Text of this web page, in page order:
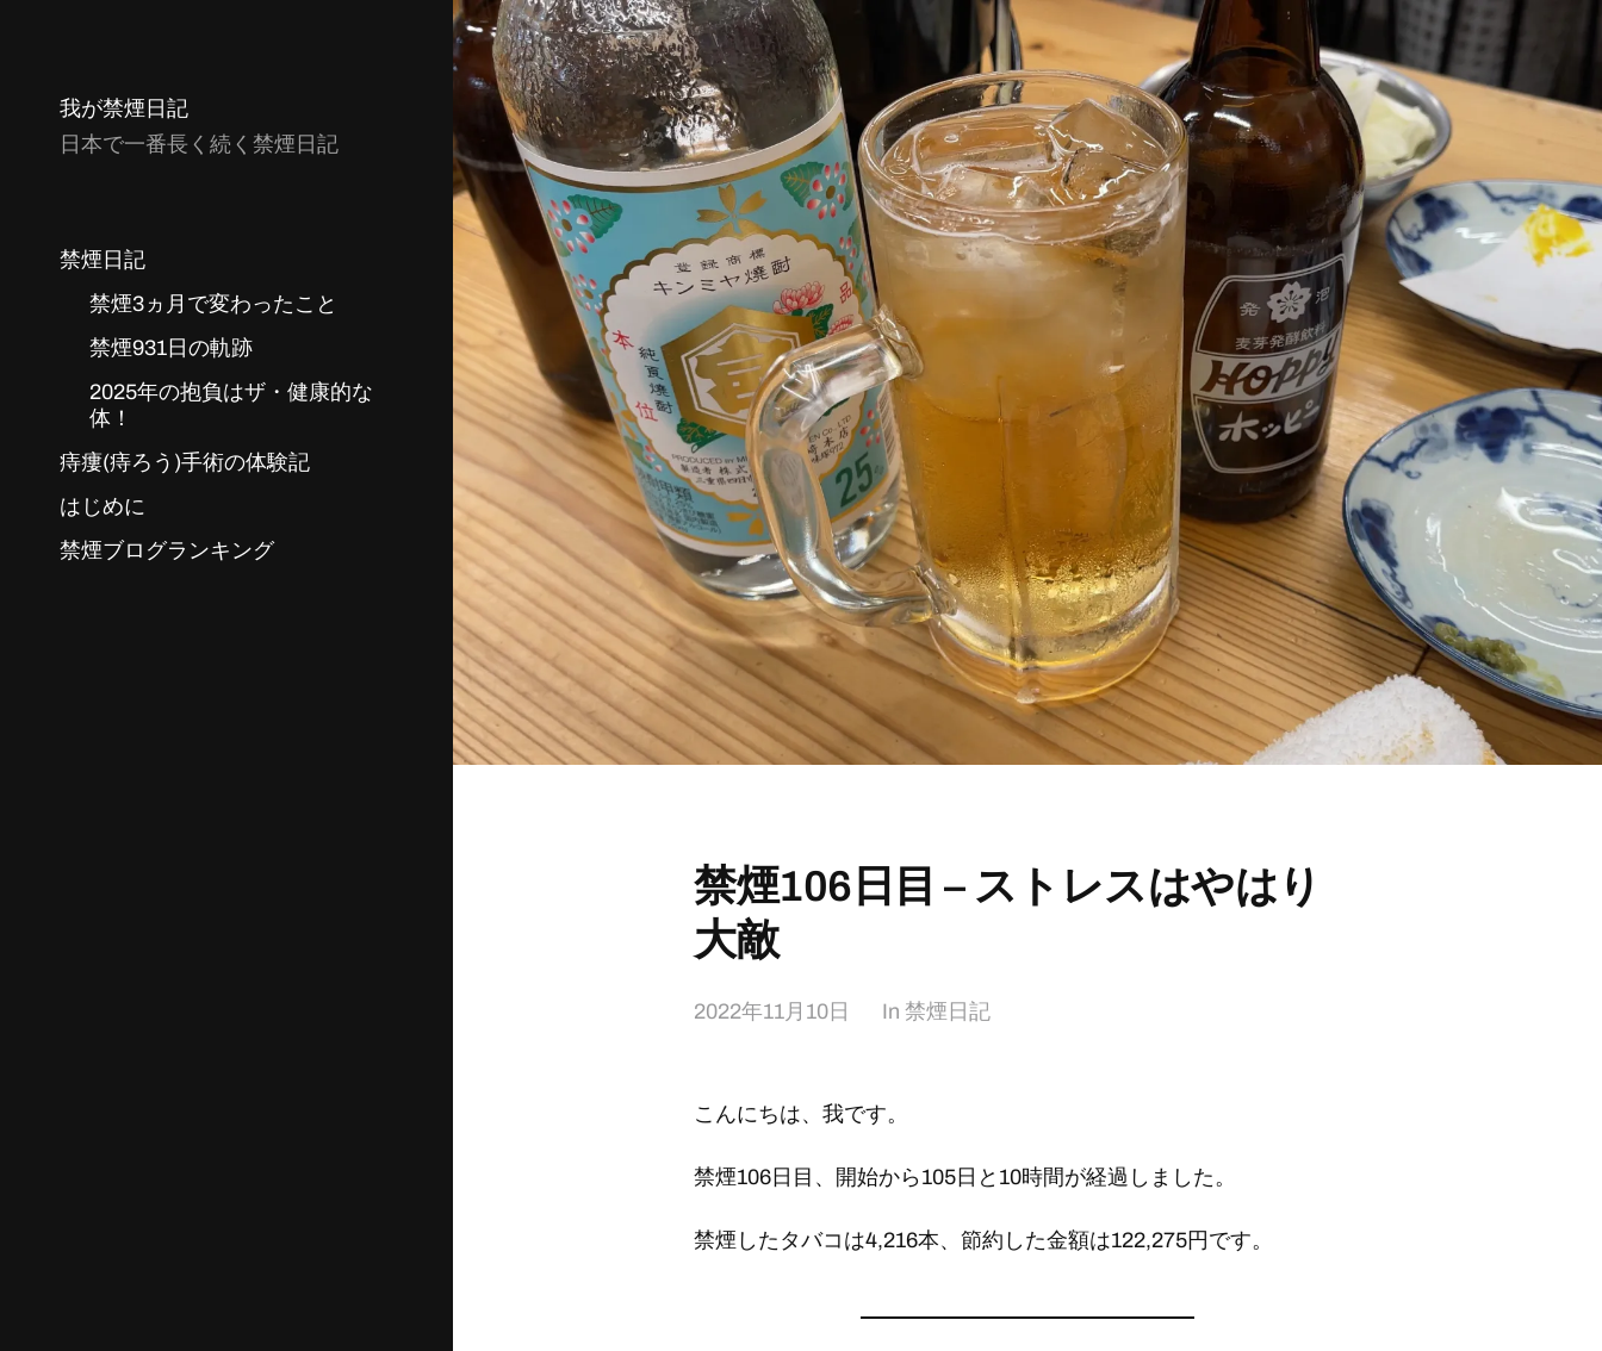
我が禁煙日記
日本で一番長く続く禁煙日記
禁煙日記
禁煙3ヵ月で変わったこと
禁煙931日の軌跡
2025年の抱負はザ・健康的な
体！
痔瘻(痔ろう)手術の体験記
はじめに
禁煙ブログランキング
禁煙106日目 – ストレスはやはり
大敵
2022年11月10日 In 禁煙日記
こんにちは、我です。
禁煙106日目、開始から105日と10時間が経過しました。
禁煙したタバコは4,216本、節約した金額は122,275円です。